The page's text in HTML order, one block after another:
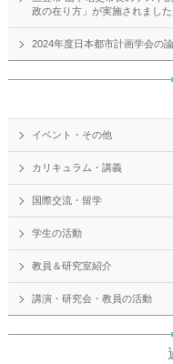
政の在り方」が実施されました
2024年度日本都市計画学会の
イベント・その他
カリキュラム・講義
国際交流・留学
学生の活動
教員＆研究室紹介
講演・研究会・教員の活動